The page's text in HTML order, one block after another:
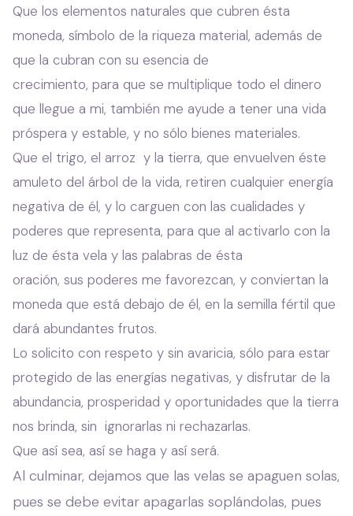
Que los elementos naturales que cubren ésta
moneda, símbolo de la riqueza material, además de
que la cubran con su esencia de
crecimiento, para que se multiplique todo el dinero
que llegue a mi, también me ayude a tener una vida
próspera y estable, y no sólo bienes materiales.
Que el trigo, el arroz y la tierra, que envuelven éste
amuleto del árbol de la vida, retiren cualquier energía
negativa de él, y lo carguen con las cualidades y
poderes que representa, para que al activarlo con la
luz de ésta vela y las palabras de ésta
oración, sus poderes me favorezcan, y conviertan la
moneda que está debajo de él, en la semilla fértil que
dará abundantes frutos.
Lo solicito con respeto y sin avaricia, sólo para estar
protegido de las energías negativas, y disfrutar de la
abundancia, prosperidad y oportunidades que la tierra
nos brinda, sin ignorarlas ni rechazarlas.
Que así sea, así se haga y así será.
Al culminar, dejamos que las velas se apaguen solas,
pues se debe evitar apagarlas soplándolas, pues